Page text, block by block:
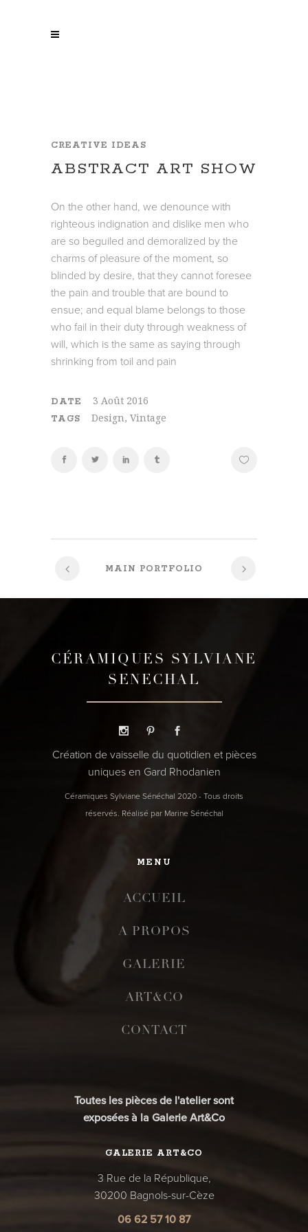
CREATIVE IDEAS
ABSTRACT ART SHOW
On the other hand, we denounce with
righteous indignation and dislike men who
are so beguiled and demoralized by the
charms of pleasure of the moment, so
blinded by desire, that they cannot foresee
the pain and trouble that are bound to
ensue; and equal blame belongs to those
who fail in their duty through weakness of
will, which is the same as saying through
shrinking from toil and pain
DATE 3 Août 2016
TAGS Design, Vintage
MAIN PORTFOLIO
CÉRAMIQUES SYLVIANE
SENECHAL
Création de vaisselle du quotidien et pièces
uniques en Gard Rhodanien
Céramiques Sylviane Sénéchal 2020 - Tous droits
réservés. Réalisé par Marine Sénéchal
MENU
ACCUEIL
A PROPOS
GALERIE
ART&CO
CONTACT
Toutes les pièces de l'atelier sont
exposées à la Galerie Art&Co
GALERIE ART&CO
3 Rue de la République,
30200 Bagnols-sur-Cèze
06 62 57 10 87